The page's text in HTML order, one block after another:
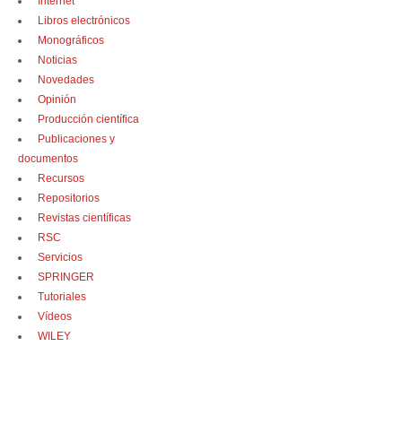
Libros electrónicos
Monográficos
Noticias
Novedades
Opinión
Producción científica
Publicaciones y
documentos
Recursos
Repositorios
Revistas científicas
RSC
Servicios
SPRINGER
Tutoriales
Vídeos
WILEY